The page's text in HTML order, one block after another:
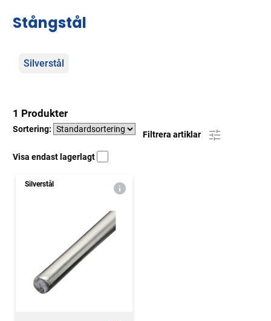
Stångstål
Kategorier
Silverstål
1 Produkter
Sortering:
Filtrera artiklar
Visa endast lagerlagt
Silverstål